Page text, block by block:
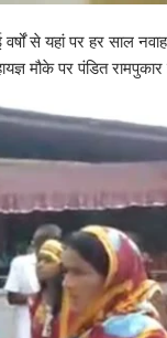
वर्षों से यहां पर हर साल
मौके पर पंडित रामपुकार